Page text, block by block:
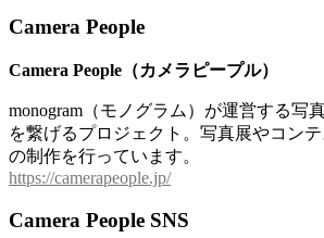
Camera People
Camera People（カメラピープル）
monogram（モノグラム）が運営する写
を繋げるプロジェクト。写真展やコン
の制作を行っています。
https://camerapeople.jp/
Camera People SNS